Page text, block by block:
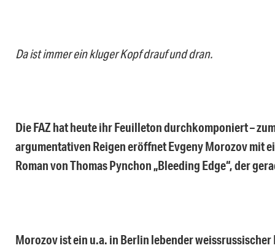
Da ist immer ein kluger Kopf drauf und dran.
Die FAZ hat heute ihr Feuilleton durchkomponiert –
argumentativen Reigen eröffnet Evgeny Morozov mit
Roman von Thomas Pynchon „Bleeding Edge“, der
Morozov ist ein u.a. in Berlin lebender